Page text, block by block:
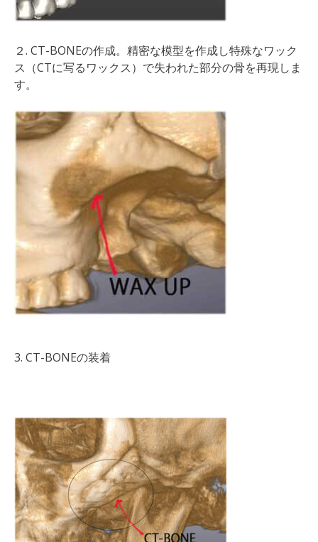
２. CT-BONEの作成。精密な模型を作成し特殊なワック
ス（CTに写るワックス）で失われた部分の骨を再現しま
す。
3. CT-BONEの装着